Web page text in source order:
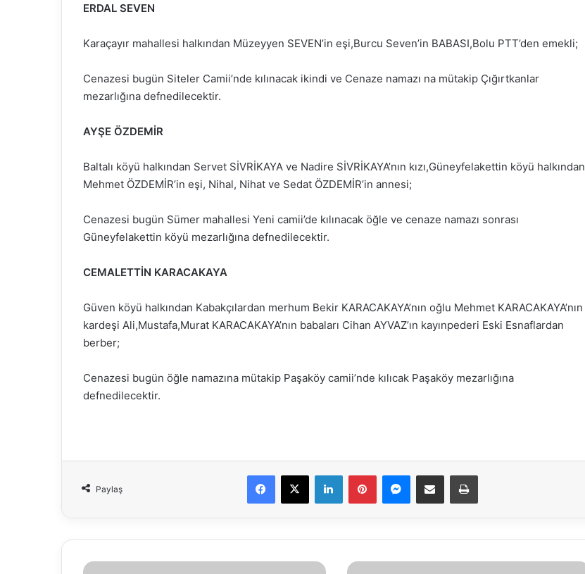
ERDAL SEVEN
Karaçayır mahallesi halkından Müzeyyen SEVEN’in eşi,Burcu Seven’in BABASI,Bolu PTT’den emekli;
Cenazesi bugün Siteler Camii’nde kılınacak ikindi ve Cenaze namazı na mütakip Çığırtkanlar
mezarlığına defnedilecektir.
AYŞE ÖZDEMİR
Baltalı köyü halkından Servet SİVRİKAYA ve Nadire SİVRİKAYA’nın kızı,Güneyfelakettin köyü halkından
Mehmet ÖZDEMİR’in eşi, Nihal, Nihat ve Sedat ÖZDEMİR’in annesi;
Cenazesi bugün Sümer mahallesi Yeni camii’de kılınacak öğle ve cenaze namazı sonrası
Güneyfelakettin köyü mezarlığına defnedilecektir.
CEMALETTİN KARACAKAYA
Güven köyü halkından Kabakçılardan merhum Bekir KARACAKAYA’nın oğlu Mehmet KARACAKAYA’nın
kardeşi Ali,Mustafa,Murat KARACAKAYA’nın babaları Cihan AYVAZ’ın kayınpederi Eski Esnaflardan
berber;
Cenazesi bugün öğle namazına mütakip Paşaköy camii’nde kılıcak Paşaköy mezarlığına
defnedilecektir.
Paylaş
Facebook
X LinkedInPinterestMessenger
E-Mail ile paylaş Yazdır
23.10.2018
24.10.2018